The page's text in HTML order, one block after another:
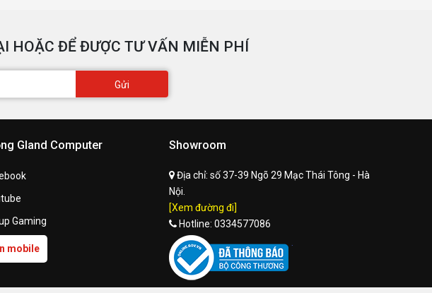
HOẶC ĐỂ ĐƯỢC TƯ VẤN MIỄN PHÍ
Gửi
Gland Computer
Gaming
mobile
Showroom
Địa chỉ: số 37-39 Ngõ 29 Mạc Thái Tông - Hà
Nội.
[Xem đường đi]
Hotline: 0334577086